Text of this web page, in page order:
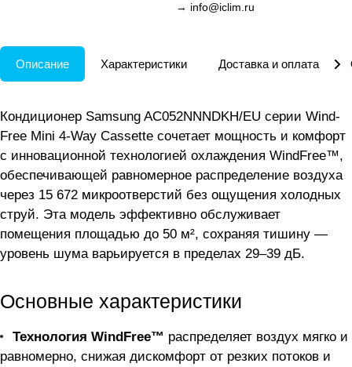
→ info@iclim.ru
Описание Характеристики Доставка и оплата
Кондиционер Samsung AC052NNNDKH/EU серии Wind-
Free Mini 4-Way Cassette сочетает мощность и комфорт
с инновационной технологией охлаждения WindFree™,
обеспечивающей равномерное распределение воздуха
через 15 672 микроотверстий без ощущения холодных
струй. Эта модель эффективно обслуживает
помещения площадью до 50 м², сохраняя тишину —
уровень шума варьируется в пределах 29–39 дБ.
Основные характеристики
Технология WindFree™ распределяет воздух мягко и
равномерно, снижая дискомфорт от резких потоков и